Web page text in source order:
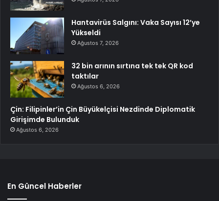
Hantavirüs Salgını: Vaka Sayısı 12’ye
Yükseldi
Ağustos 7, 2026
32 bin arının sırtına tek tek QR kod
taktılar
Ağustos 6, 2026
Çin: Filipinler’in Çin Büyükelçisi Nezdinde Diplomatik
Girişimde Bulunduk
Ağustos 6, 2026
En Güncel Haberler